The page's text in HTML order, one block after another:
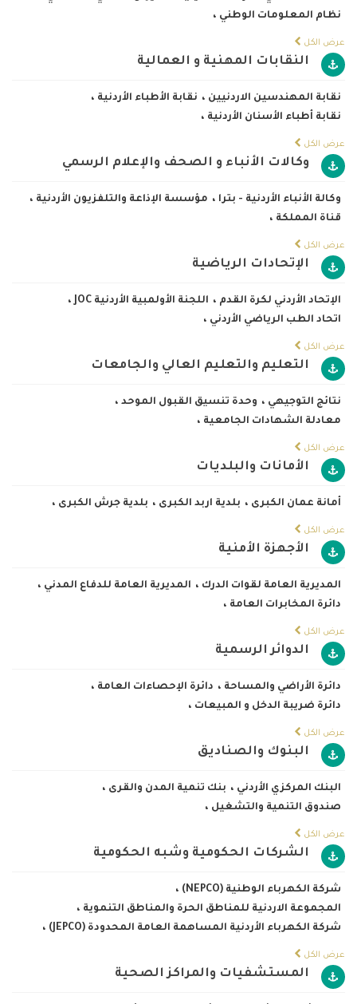
نظام المعلومات الوطني ،
عرض الكل
النقابات المهنية و العمالية
نقابة المهندسين الاردنيين ، نقابة الأطباء الأردنية ،
نقابة أطباء الأسنان الأردنية ،
عرض الكل
وكالات الأنباء و الصحف والإعلام الرسمي
وكالة الأنباء الأردنية - بترا ، مؤسسة الإذاعة والتلفزيون الأردنية ،
قناة المملكة ،
عرض الكل
الإتحادات الرياضية
الإتحاد الأردني لكرة القدم ، اللجنة الأولمبية الأردنية JOC
،
اتحاد الطب الرياضي الأردني ،
عرض الكل
التعليم والتعليم العالي والجامعات
نتائج التوجيهي ، وحدة تنسيق القبول الموحد ،
معادلة الشهادات الجامعية ،
عرض الكل
الأمانات والبلديات
أمانة عمان الكبرى ، بلدية اربد الكبرى ، بلدية جرش الكبرى ،
عرض الكل
الأجهزة الأمنية
المديرية العامة لقوات الدرك ، المديرية العامة للدفاع المدني ،
دائرة المخابرات العامة ،
عرض الكل
الدوائر الرسمية
دائرة الأراضي والمساحة ، دائرة الإحصاءات العامة ،
دائرة ضريبة الدخل و المبيعات ،
عرض الكل
البنوك والصناديق
البنك المركزي الأردني ، بنك تنمية المدن والقرى ،
صندوق التنمية والتشغيل ،
عرض الكل
الشركات الحكومية وشبه الحكومية
شركة الكهرباء الوطنية (NEPCO)
،
المجموعة الاردنية للمناطق الحرة والمناطق التنموية ،
شركة الكهرباء الأردنية المساهمة العامة المحدودة (JEPCO)
،
عرض الكل
المستشفيات والمراكز الصحية